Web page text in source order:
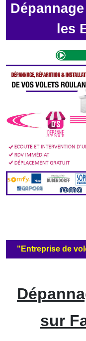
les
"Entreprise de
sur